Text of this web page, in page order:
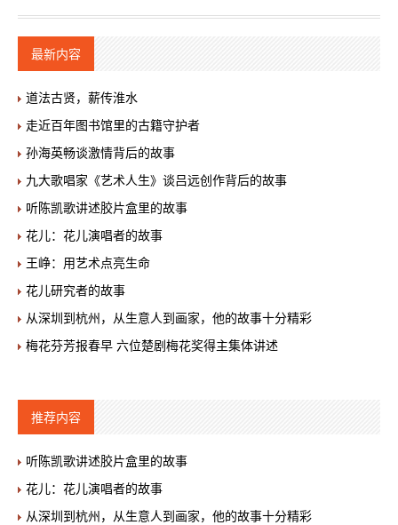
最新内容
道法古贤，薪传淮水
走近百年图书馆里的古籍守护者
孙海英畅谈激情背后的故事
九大歌唱家《艺术人生》谈吕远创作背后的故事
听陈凯歌讲述胶片盒里的故事
花儿：花儿演唱者的故事
王峥：用艺术点亮生命
花儿研究者的故事
从深圳到杭州，从生意人到画家，他的故事十分精彩
梅花芬芳报春早 六位楚剧梅花奖得主集体讲述
推荐内容
听陈凯歌讲述胶片盒里的故事
花儿：花儿演唱者的故事
从深圳到杭州，从生意人到画家，他的故事十分精彩